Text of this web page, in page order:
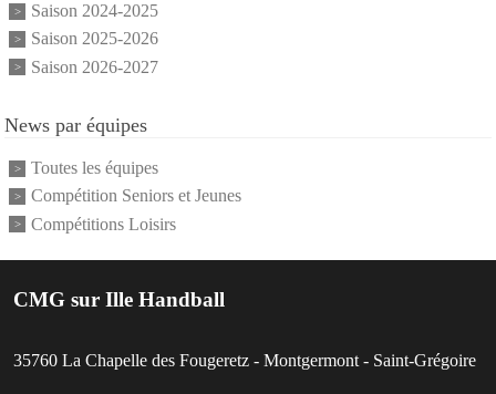
Saison 2024-2025
Saison 2025-2026
Saison 2026-2027
News par équipes
Toutes les équipes
Compétition Seniors et Jeunes
Compétitions Loisirs
CMG sur Ille Handball
35760 La Chapelle des Fougeretz - Montgermont - Saint-Grégoire